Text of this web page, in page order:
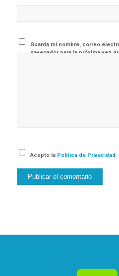
Guarda mi nombre, correo
navegador para la próxima vez
Acepto la Política de Privacidad